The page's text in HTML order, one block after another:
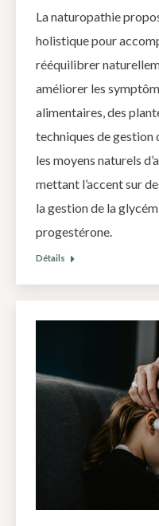
La naturopathie
holistique pour
rééquilibrer
améliorer les
alimentaires, des
techniques de gestion
les moyens naturels
mettant l’accent sur
la gestion de la
progestérone.
Détails